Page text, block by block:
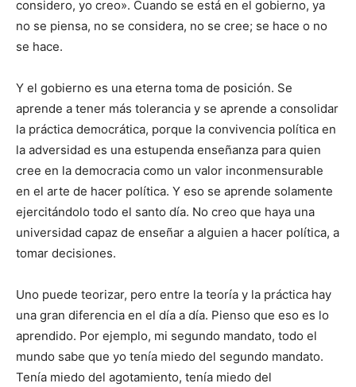
considero, yo creo». Cuando se está en el gobierno, ya
no se piensa, no se considera, no se cree; se hace o no
se hace.
Y el gobierno es una eterna toma de posición. Se
aprende a tener más tolerancia y se aprende a consolidar
la práctica democrática, porque la convivencia política en
la adversidad es una estupenda enseñanza para quien
cree en la democracia como un valor inconmensurable
en el arte de hacer política. Y eso se aprende solamente
ejercitándolo todo el santo día. No creo que haya una
universidad capaz de enseñar a alguien a hacer política, a
tomar decisiones.
Uno puede teorizar, pero entre la teoría y la práctica hay
una gran diferencia en el día a día. Pienso que eso es lo
aprendido. Por ejemplo, mi segundo mandato, todo el
mundo sabe que yo tenía miedo del segundo mandato.
Tenía miedo del agotamiento, tenía miedo del